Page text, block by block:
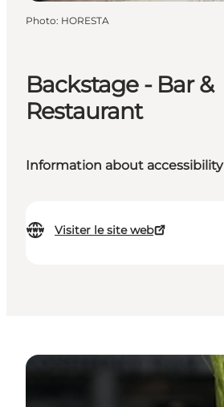
Backstage - Bar &
Restaurant
Information about accessibility
Visiter le site web
Photo: HORESTA